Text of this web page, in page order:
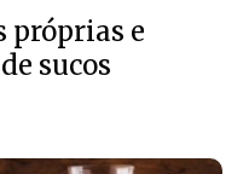
próprias e
sucos